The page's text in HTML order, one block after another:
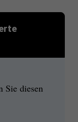
Sie diesen